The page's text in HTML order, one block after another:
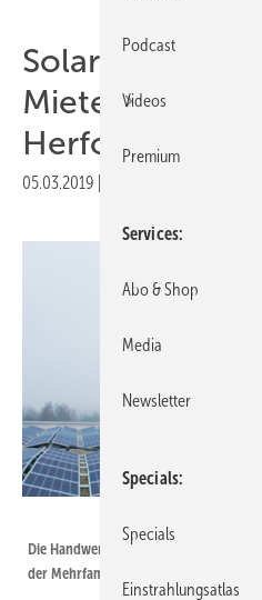
Solarimo baut
Herford
05.03.2019
Die Handwerker von Solarimo bauen
der Mehrfamilienhäuser in Herford.
Podcast
Videos
Premium
Services
Abo & Shop
Media
Newsletter
Specials
Specials
Einstrahlungsatlas